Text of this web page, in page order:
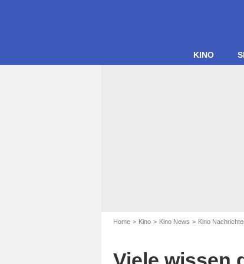
KINO
Home Kino Kino News Kino